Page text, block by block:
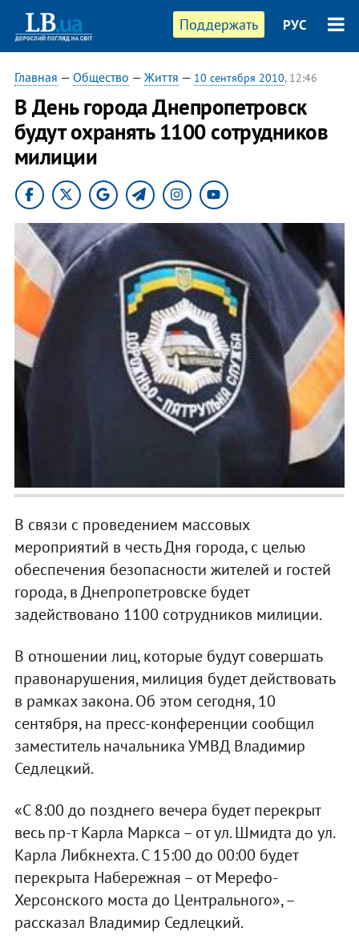
Поддержать РУС
Главная — Общество — Життя — 10 сентября 2010, 12:46
В День города Днепропетровск
будут охранять 1100 сотрудников
милиции
В связи с проведением массовых
мероприятий в честь Дня города, с целью
обеспечения безопасности жителей и гостей
города, в Днепропетровске будет
задействовано 1100 сотрудников милиции.
В отношении лиц, которые будут совершать
правонарушения, милиция будет действовать
в рамках закона. Об этом сегодня, 10
сентября, на пресс-конференции сообщил
заместитель начальника УМВД Владимир
Седлецкий.
«С 8:00 до позднего вечера будет перекрыт
весь пр-т Карла Маркса – от ул. Шмидта до ул.
Карла Либкнехта. С 15:00 до 00:00 будет
перекрыта Набережная – от Мерефо-
Херсонского моста до Центрального», –
рассказал Владимир Седлецкий.